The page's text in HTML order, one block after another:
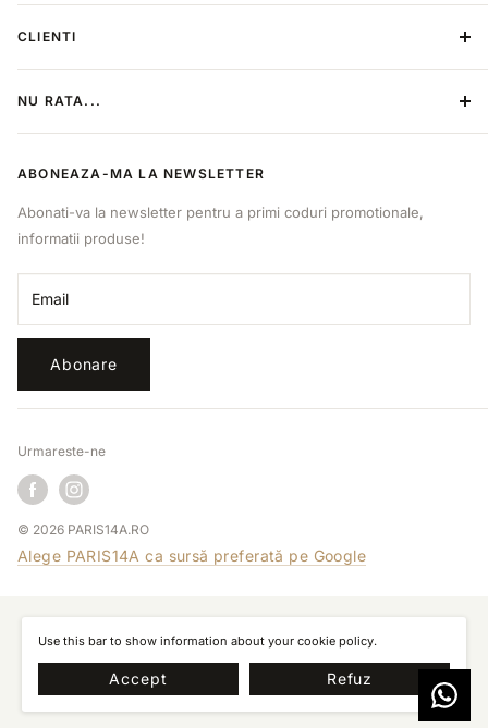
Use this bar to show information about your cookie policy.
Accept Refuz
Despre Noi
Contact
CLIENTI
Metoda de plata
Politica de retur
Online Dispute Resolution
B2B
NU RATA...
Categorii
Produse
Sitemap
ABONEAZA-MA LA NEWSLETTER
Abonati-va la newsletter pentru a primi coduri promotionale,
informatii produse!
Email
Abonare
Urmareste-ne
© 2026 PARIS14A.RO
Alege PARIS14A ca sursă preferată pe Google